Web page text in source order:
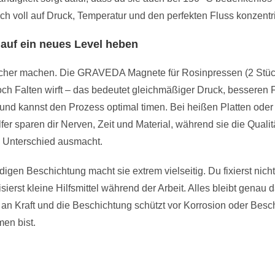
voll auf Druck, Temperatur und den perfekten Fluss
ein neues Level heben
machen. Die GRAVEDA Magnete für Rosinpressen (2
Falten wirft – das bedeutet gleichmäßiger Druck,
kannst den Prozess optimal timen. Bei heißen Platten
sparen dir Nerven, Zeit und Material, während sie die
ausmacht.
Beschichtung macht sie extrem vielseitig. Du fixierst
kleine Hilfsmittel während der Arbeit. Alles bleibt genau
Kraft und die Beschichtung schützt vor Korrosion oder
bist.